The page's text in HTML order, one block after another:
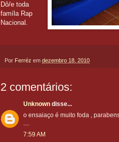
Dô/e toda
famíla Rap
Nacional.
Por Ferréz em dezembro 18, 2010
2 comentários:
Unknown disse...
o ensaiaço é muito foda ,
....
7:59 AM